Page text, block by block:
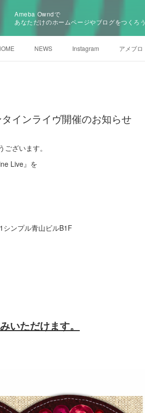
Ameba Owndで
あなただけのホームページやブログをつくろう
NEWS Instagram アメブロ
インライヴ開催のお知らせ
ざいます。
Live』を
ンプル青山ビルB1F
いただけます。